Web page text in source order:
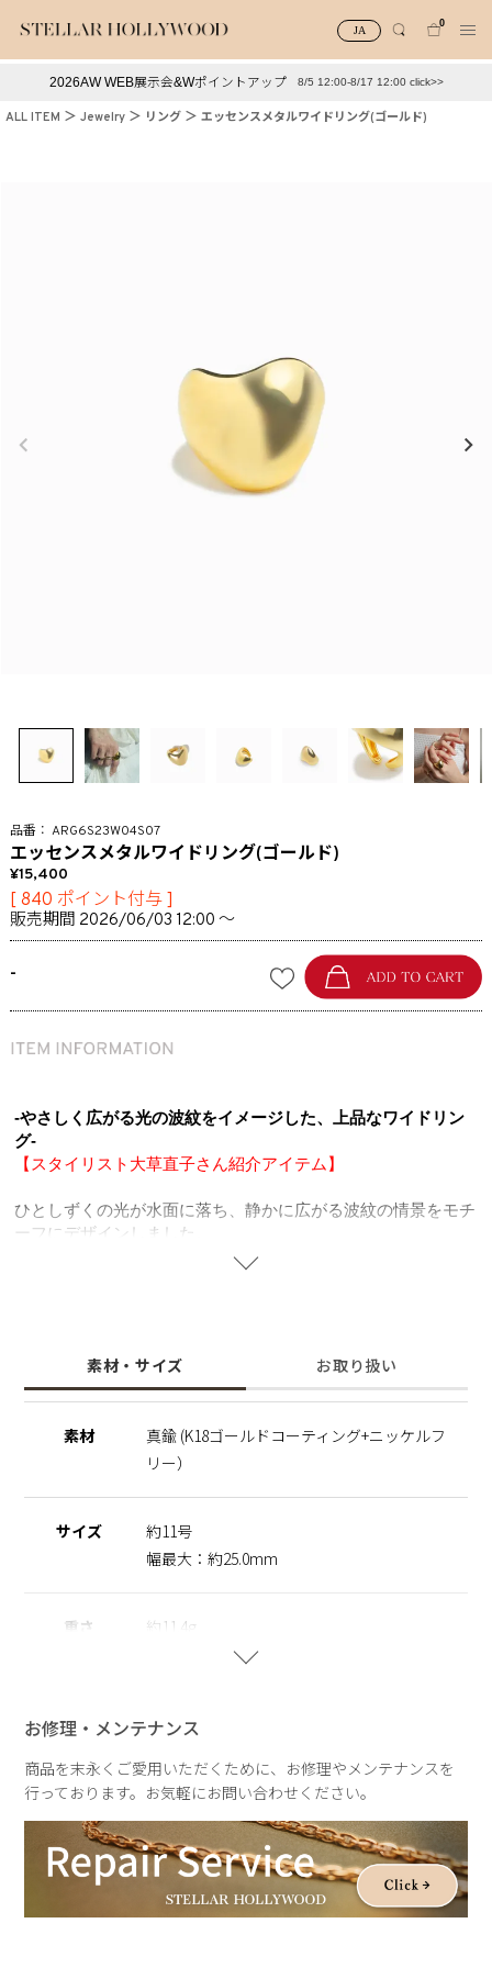
JA
0
2026AW WEB展示会&Wポイントアップ 8/5 12:00-8/17 12:00 click>>
ALL ITEM Jewelry リング エッセンスメタルワイドリング(ゴールド)
ARG6S23W04S07
エッセンスメタルワイドリング(ゴールド)
15,400
[ 840 ポイント付与 ]
販売期間 2026/06/03 12:00 〜
-
-やさしく広がる光の波紋をイメージした、上品なワイドリン
グ-
【スタイリスト大草直子さん紹介アイテム】
ひとしずくの光が水面に落ち、静かに広がる波紋の情景をモチ
ーフにデザインしました。
波のようにゆるやかな歪みを持たせたフォルムが、整いすぎな
なく印象的にしてくれます。
日常の装いに自然になじみながら、さりげない個性を添えてく
自分へのご褒美にも、大切な人への贈り物にも。
ニッケルフリーを使用することで肌にやさしく金属アレルギー
◆大草直子さん紹介記事はこちらから
https://amarclife.com/fashion/sample/20260506-3/
金属製のアクセサリーに含まれるニッケルで引き起こるアレル
ギーを防ぐために、 ニッケルをほぼ含まずに作られた素材を
【A Drop of light】
ひとしずくの光が描く軌跡を、ジュエリーに映し取ったコレク
ション。
ージしたデザインが、繊細な輝きを生み出します。
しっとりとした空気感と透明感のある表情が、いつもの装いに
やさしい余韻を添えて。
雨の日さえも、少し好きになる。ふとした瞬間を特別にするシ
素材・サイズ お取り扱い
素材
真鍮 (K18ゴールドコーティング+ニッケルフ
リー）
サイズ
約11号
幅最大：約25.0mm
重さ 約11.4g
お修理・メンテナンス
商品を末永くご愛用いただくために、お修理やメンテナンスを
行っております。お気軽にお問い合わせください。